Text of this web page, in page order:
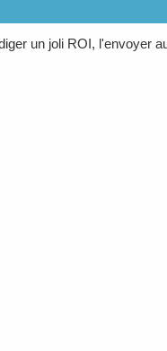
un joli ROI, l'envoyer